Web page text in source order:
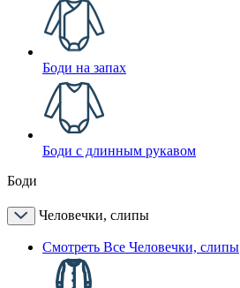
Боди на запах
Боди с длинным рукавом
Боди
Человечки, слипы
Смотреть Все Человечки, слипы